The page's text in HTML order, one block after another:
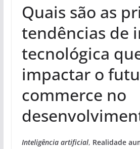
Quais são as
tendências de
tecnológica
impactar o
commerce no
Inteligência artificial, Realidade